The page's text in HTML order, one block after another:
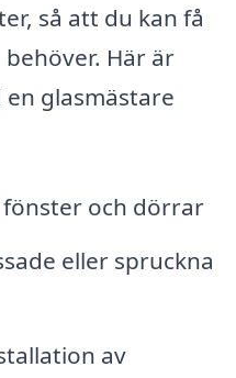
så att du kan få
Här är
glasmästare
och dörrar
eller spruckna
av